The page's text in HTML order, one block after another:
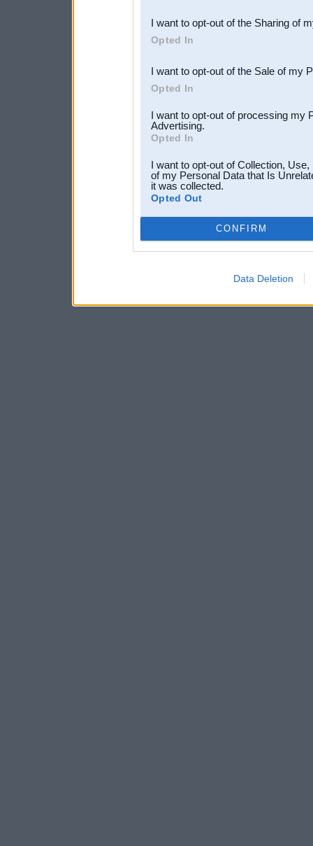
Downstream Participants
third parties.
I want to opt-out of the Sharing of
Opted In
I want to opt-out of the Sale of my
Opted In
I want to opt-out of processing my
Advertising.
Opted In
I want to opt-out of Collection,
of my Personal Data that Is
it was collected.
Opted Out
CONFIRM
Data Deletion